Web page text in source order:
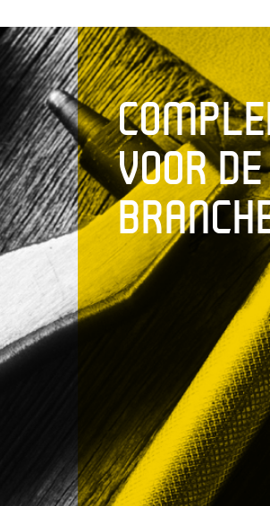
VOOR